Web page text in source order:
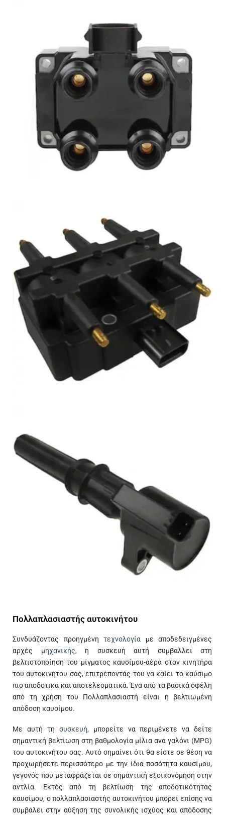
Πολλαπλασιαστής αυτοκινήτου
Συνδυάζοντας προηγμένητεχνολογία με αποδεδειγμένες
αρχές μηχανικής, η συσκευή αυτή συμβάλλει στη
βελτιστοποίηση του μίγματος καυσίμου-αέρα στον κινητήρα
του αυτοκινήτου σας, επιτρέποντάς του να καίει το καύσιμο
πιο αποδοτικά και αποτελεσματικά. Ένα από τα βασικά οφέλη
από τη χρήση του Πολλαπλασιαστή είναι η βελτιωμένη
απόδοση καυσίμου.
Με αυτή τη συσκευή, μπορείτε να περιμένετε να δείτε
σημαντική βελτίωση στη βαθμολογία μίλια ανά γαλόνι (MPG)
του αυτοκινήτου σας. Αυτό σημαίνει ότι θα είστε σε θέση να
προχωρήσετε περισσότερο με την ίδια ποσότητα καυσίμου,
γεγονός που μεταφράζεται σε σημαντική εξοικονόμηση στην
αντλία. Εκτός από τη βελτίωση της αποδοτικότητας
καυσίμου, ο πολλαπλασιαστής αυτοκινήτου μπορεί επίσης να
συμβάλει στην αύξηση της συνολικής ισχύος και απόδοσης